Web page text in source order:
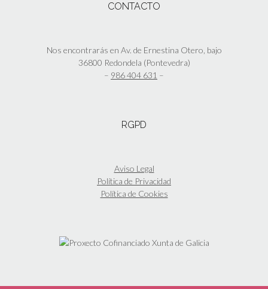
CONTACTO
Nos encontrarás en Av. de Ernestina Otero, bajo
36800 Redondela (Pontevedra)
– 986 404 631 –
RGPD
Aviso Legal
Política de Privacidad
Política de Cookies